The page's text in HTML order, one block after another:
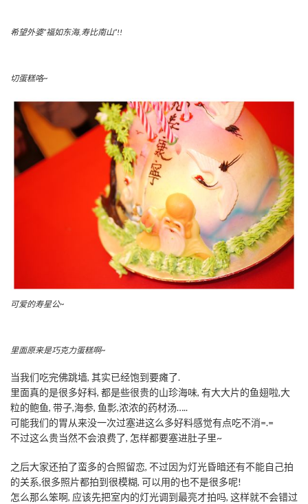
希望外婆”福如东海,寿比南山”!!
切蛋糕咯~
可爱的寿星公~
里面原来是巧克力蛋糕啊~
当我们吃完佛跳墙, 其实已经饱到要瘫了.
里面真的是很多好料, 都是些很贵的山珍海味, 有大大片的鱼翅啦,大
粒的鲍鱼, 带子,海参, 鱼彯,浓浓的药材汤…..
可能我们的胃从来没一次过塞进这么多好料感觉有点吃不消=.=
不过这么贵当然不会浪费了, 怎样都要塞进肚子里~
之后大家还拍了蛮多的合照留恋, 不过因为灯光昏暗还有不能自己拍
的关系,很多照片都拍到很模糊, 可以用的也不是很多呢!
怎么那么笨啊, 应该先把室内的灯光调到最亮才拍吗, 这样就不会错过